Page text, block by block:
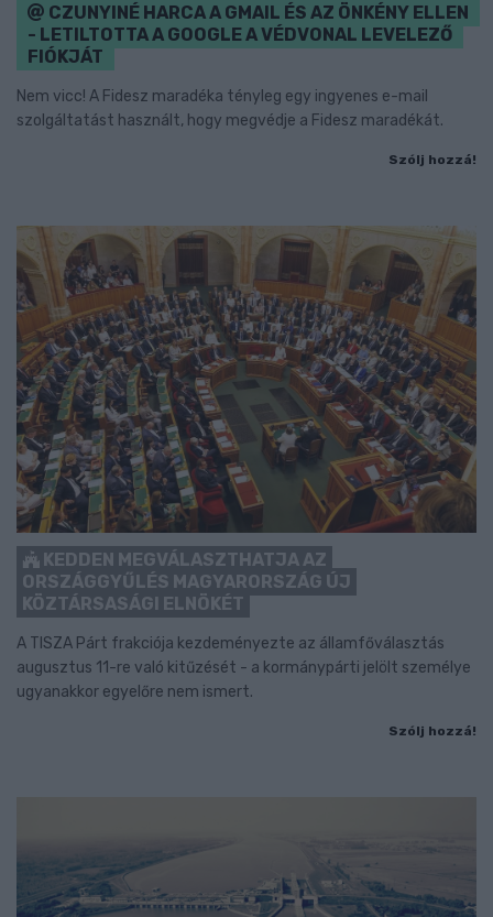
CZUNYINÉ HARCA A GMAIL ÉS AZ ÖNKÉNY ELLEN
- LETILTOTTA A GOOGLE A VÉDVONAL LEVELEZŐ
FIÓKJÁT
Nem vicc! A Fidesz maradéka tényleg egy ingyenes e-mail
szolgáltatást használt, hogy megvédje a Fidesz maradékát.
Szólj hozzá!
KEDDEN MEGVÁLASZTHATJA AZ
ORSZÁGGYŰLÉS MAGYARORSZÁG ÚJ
KÖZTÁRSASÁGI ELNÖKÉT
A TISZA Párt frakciója kezdeményezte az államfőválasztás
augusztus 11-re való kitűzését - a kormánypárti jelölt személye
ugyanakkor egyelőre nem ismert.
Szólj hozzá!